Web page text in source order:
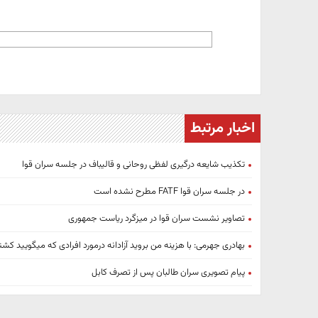
اخبار مرتبط
تکذیب شایعه درگیری لفظی روحانی و قالیباف در جلسه سران قوا
در جلسه سران قوا FATF مطرح نشده است
تصاویر نشست سران قوا در میزگرد ریاست جمهوری
بهادری جهرمی: با هزینه من بروید آزادانه درمورد افرادی که میگویید
پیام تصویری سران طالبان پس از تصرف کابل